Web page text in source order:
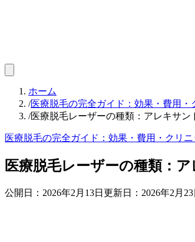
ホーム
/医療脱毛の完全ガイド：効果・費用・
/医療脱毛レーザーの種類：アレキサ
医療脱毛の完全ガイド：効果・費用・クリ
医療脱毛レーザーの種類：
公開日： 2026年2月13日 更新日： 2026年2月23